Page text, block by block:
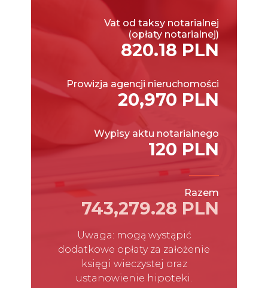
Vat od taksy notarialnej
(opłaty notarialnej)
820.18 PLN
Prowizja agencji nieruchomości
20,970 PLN
Wypisy aktu notarialnego
120 PLN
Razem
743,279.28 PLN
Uwaga: mogą wystąpić
dodatkowe opłaty za założenie
księgi wieczystej oraz
ustanowienie hipoteki.